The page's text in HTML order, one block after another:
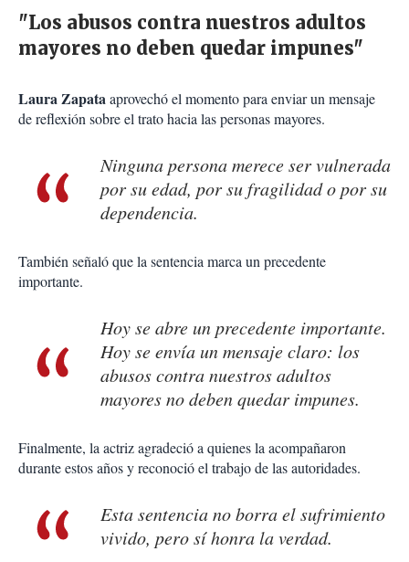
"Los abusos contra nuestros adultos
mayores no deben quedar impunes"
Laura Zapataaprovechó el momento para enviar un mensaje
de reflexión sobre el trato hacia las personas mayores.
Ninguna persona merece ser vulnerada
por su edad, por su fragilidad o por su
dependencia.
También señaló que la sentencia marca un precedente
importante.
Hoy se abre un precedente importante.
Hoy se envía un mensaje claro: los
abusos contra nuestros adultos
mayores no deben quedar impunes.
Finalmente, la actriz agradeció a quienes la acompañaron
durante estos años y reconoció el trabajo de las autoridades.
Esta sentencia no borra el sufrimiento
vivido, pero sí honra la verdad.